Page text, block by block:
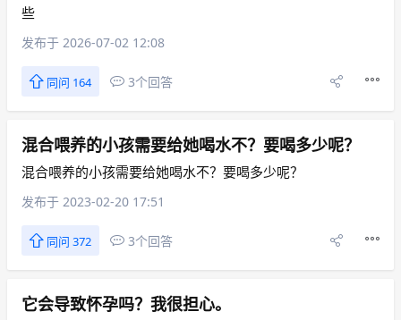
些
发布于 2026-07-02 12:08
同问 164 3个回答
混合喂养的小孩需要给她喝水不？要喝多少呢？
混合喂养的小孩需要给她喝水不？要喝多少呢？
发布于 2023-02-20 17:51
同问 372 3个回答
它会导致怀孕吗？我很担心。